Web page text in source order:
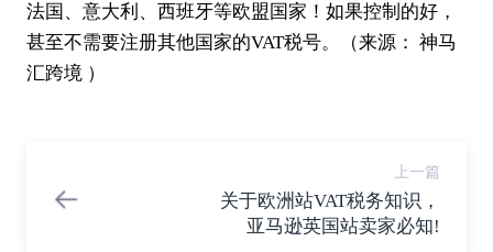
法国、意大利、西班牙等欧盟国家！如果控制的好，
甚至不需要注册其他国家的VAT税号。（来源： 神马
汇跨境 ）
上一篇
关于欧洲站VAT税务知识，
亚马逊英国站卖家必知!